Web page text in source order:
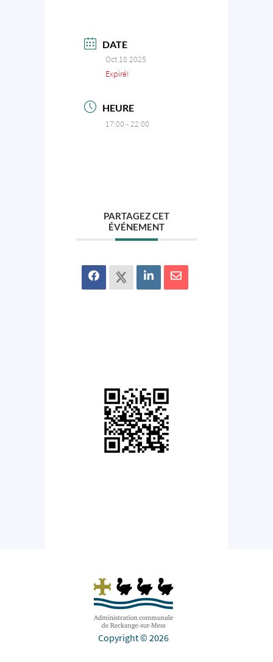
DATE
Oct 18 2025
Expiré!
HEURE
17:00 - 22:00
PARTAGEZ CET
ÉVÉNEMENT
Copyright © 2026